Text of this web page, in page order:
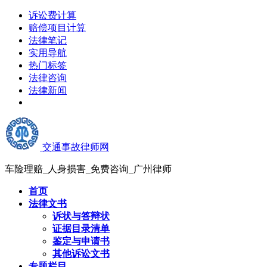
诉讼费计算
赔偿项目计算
法律笔记
实用导航
热门标签
法律咨询
法律新闻
交通事故律师网
车险理赔_人身损害_免费咨询_广州律师
首页
法律文书
诉状与答辩状
证据目录清单
鉴定与申请书
其他诉讼文书